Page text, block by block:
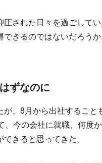
圧された日々を過ごして
きるのではないだろうか
ずなのに
が、8月から出社するこ
、今の会社に就職、何度
きると思ってきた。